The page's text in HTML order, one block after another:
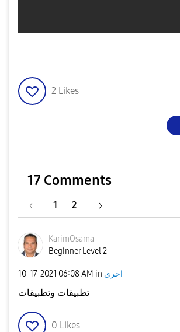
2 Likes
17 Comments
1 2
KarimOsama
Beginner Level 2
‎10-17-2021 06:08 AM in اخرى
تطبيقات وتطبيقات
0 Likes